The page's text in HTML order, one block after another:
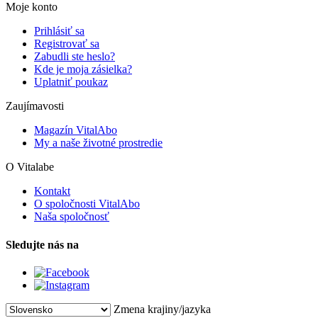
Moje konto
Prihlásiť sa
Registrovať sa
Zabudli ste heslo?
Kde je moja zásielka?
Uplatniť poukaz
Zaujímavosti
Magazín VitalAbo
My a naše životné prostredie
O Vitalabe
Kontakt
O spoločnosti VitalAbo
Naša spoločnosť
Sledujte nás na
Zmena krajiny/jazyka